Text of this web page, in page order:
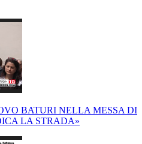
BATURI NELLA MESSA DI
LA STRADA»